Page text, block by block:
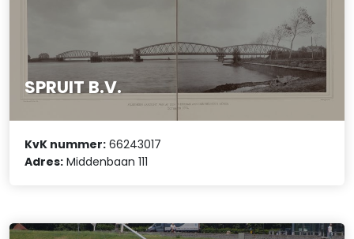
SPRUIT B.V.
KvK nummer: 66243017
Adres: Middenbaan 111